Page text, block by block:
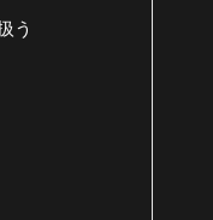
う